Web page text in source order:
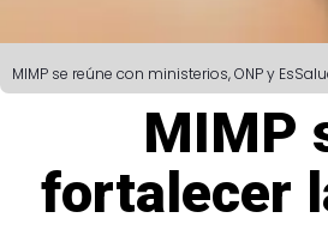
MIMP se reúne con ministerios, ONP y
MIMP
fortalecer